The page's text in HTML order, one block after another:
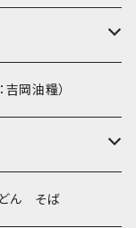
岡油糧）
ん そば